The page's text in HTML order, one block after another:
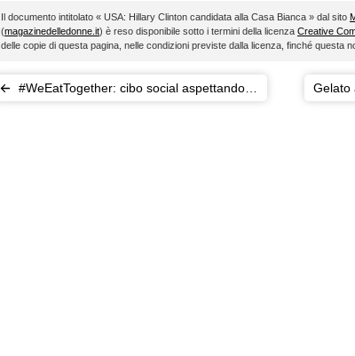
Il documento intitolato « USA: Hillary Clinton candidata alla Casa Bianca » dal sito
(magazinedelledonne.it) è reso disponibile sotto i termini della licenza Creative
delle copie di questa pagina, nelle condizioni previste dalla licenza, finché questa
#WeEatTogether: cibo social aspettando
Gelato